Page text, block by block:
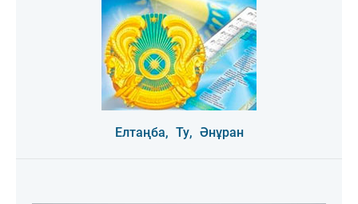
Елтаңба, Ту, Әнұран